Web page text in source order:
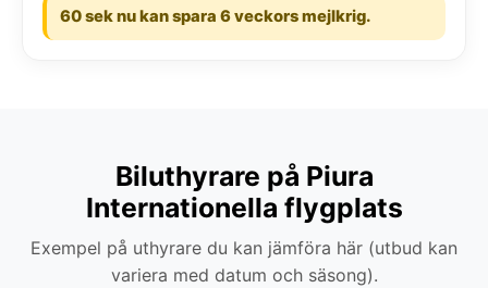
60 sek nu kan spara 6 veckors mejlkrig.
Biluthyrare på Piura
Internationella flygplats
Exempel på uthyrare du kan jämföra här (utbud kan
variera med datum och säsong).